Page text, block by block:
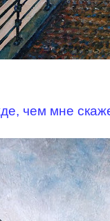
чем мне